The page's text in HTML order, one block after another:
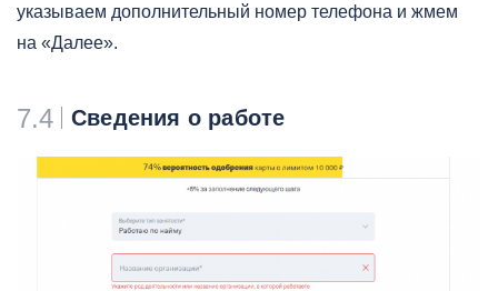
указываем дополнительный номер телефона и жмем
на «Далее».
7.4 Сведения о работе